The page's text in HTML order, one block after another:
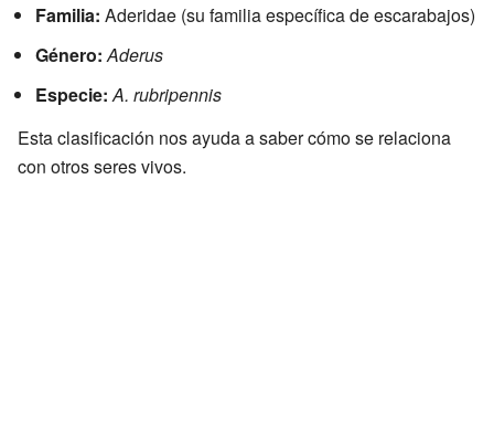
Familia: Aderidae (su familia específica de escarabajos)
Género: Aderus
Especie: A. rubripennis
Esta clasificación nos ayuda a saber cómo se relaciona
con otros seres vivos.